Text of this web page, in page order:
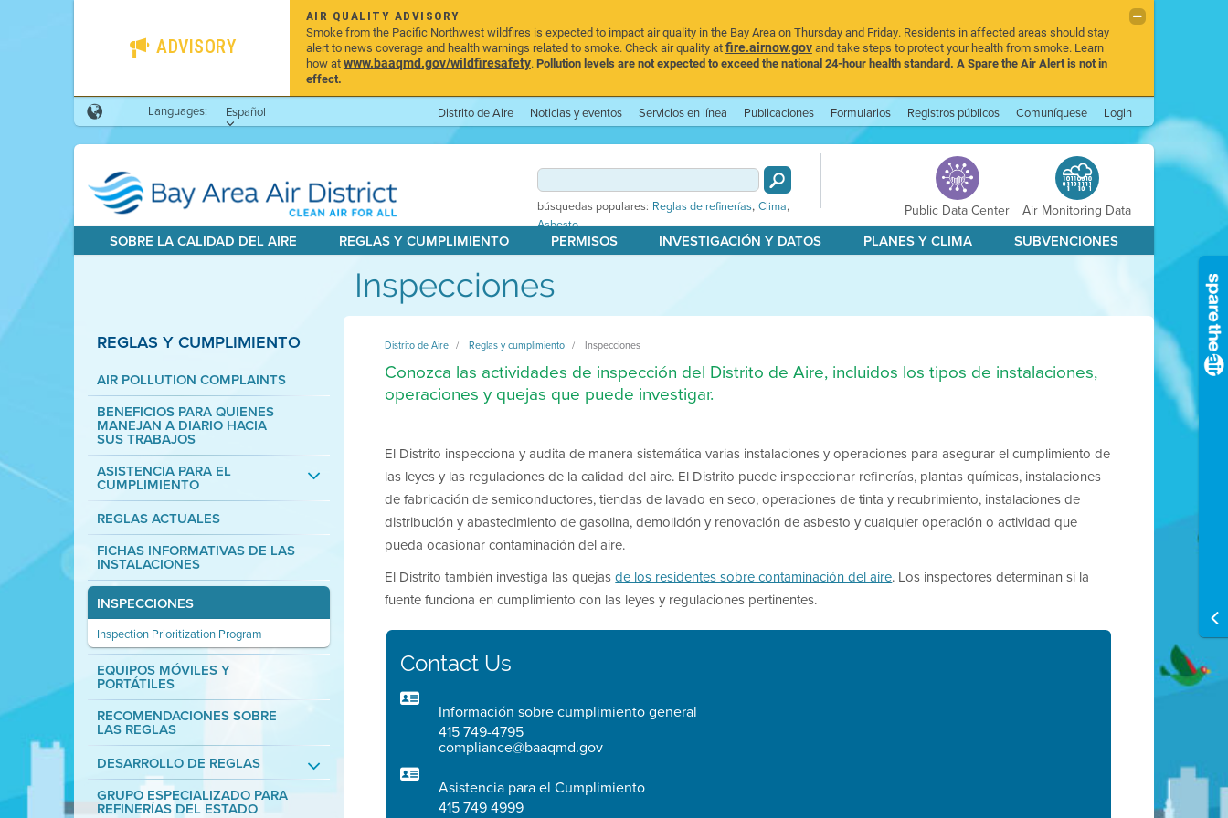
ADVISORY
AIR QUALITY ADVISORY
Smoke from the Pacific Northwest wildfires is expected to impact air quality in the Bay Area on Thursday and Friday. Residents in affected areas should stay
alert to news coverage and health warnings related to smoke. Check air quality atfire.airnow.govand take steps to protect your health from smoke. Learn
how atwww.baaqmd.gov/wildfiresafety.Pollution levels are not expected to exceed the national 24-hour health standard. A Spare the Air Alert is not in
effect.
Languages: Español Distrito de Aire Noticias y eventos Servicios en línea Publicaciones Formularios Registros públicos Comuníquese Login
búsquedas populares: Reglas de refinerías, Clima,
Asbesto
Public Data Center Air Monitoring Data
SOBRE LA CALIDAD DEL AIRE REGLAS Y CUMPLIMIENTO PERMISOS INVESTIGACIÓN Y DATOS PLANES Y CLIMA SUBVENCIONES
Inspecciones
REGLAS Y CUMPLIMIENTO
AIR POLLUTION COMPLAINTS
BENEFICIOS PARA QUIENES
MANEJAN A DIARIO HACIA
SUS TRABAJOS
ASISTENCIA PARA EL
CUMPLIMIENTO
REGLAS ACTUALES
FICHAS INFORMATIVAS DE LAS
INSTALACIONES
INSPECCIONES
Inspection Prioritization Program
EQUIPOS MÓVILES Y
PORTÁTILES
RECOMENDACIONES SOBRE
LAS REGLAS
DESARROLLO DE REGLAS
GRUPO ESPECIALIZADO PARA
REFINERÍAS DEL ESTADO
Distrito de Aire Reglas y cumplimiento Inspecciones
Conozca las actividades de inspección del Distrito de Aire, incluidos los tipos de instalaciones,
operaciones y quejas que puede investigar.
El Distrito inspecciona y audita de manera sistemática varias instalaciones y operaciones para asegurar el cumplimiento de
las leyes y las regulaciones de la calidad del aire. El Distrito puede inspeccionar refinerías, plantas químicas, instalaciones
de fabricación de semiconductores, tiendas de lavado en seco, operaciones de tinta y recubrimiento, instalaciones de
distribución y abastecimiento de gasolina, demolición y renovación de asbesto y cualquier operación o actividad que
pueda ocasionar contaminación del aire.
El Distrito también investiga las quejasde los residentes sobre contaminación del aire. Los inspectores determinan si la
fuente funciona en cumplimiento con las leyes y regulaciones pertinentes.
Contact Us
Información sobre cumplimiento general
415 749-4795
compliance@baaqmd.gov
Asistencia para el Cumplimiento
415 749 4999